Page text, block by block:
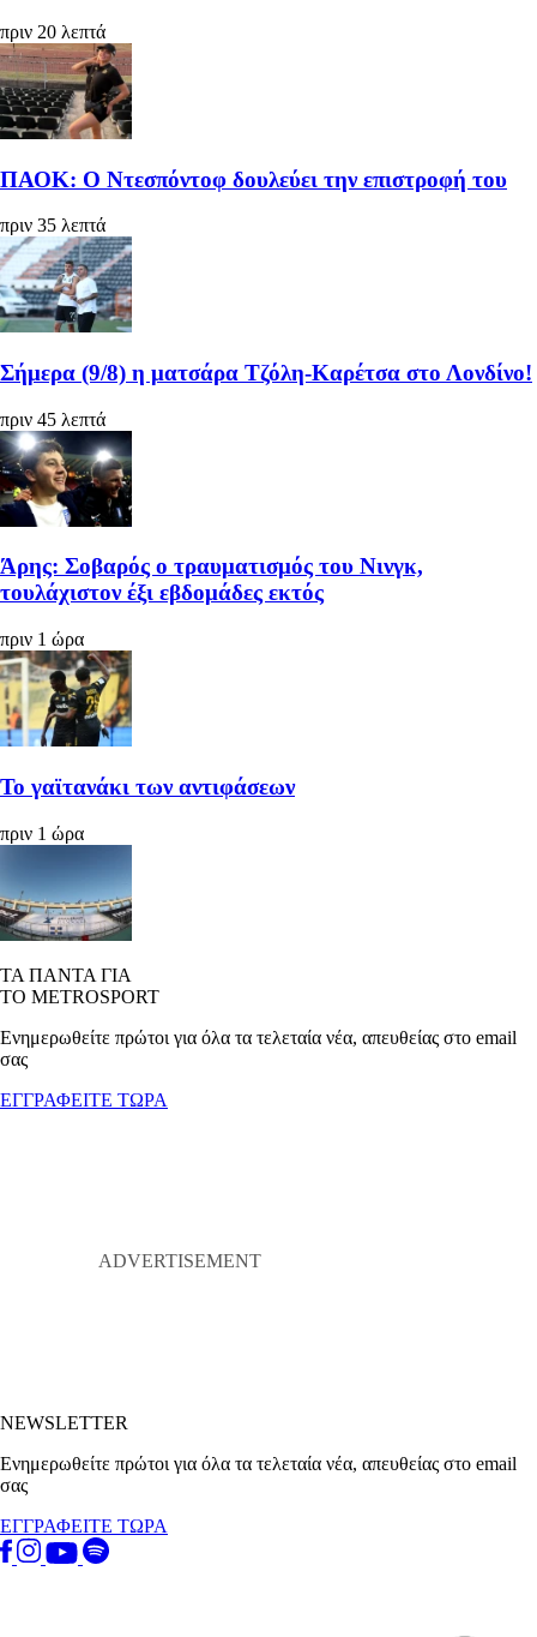
πριν 20 λεπτά
ΠΑΟΚ: Ο Ντεσπόντοφ δουλεύει την επιστροφή του
πριν 35 λεπτά
Σήμερα (9/8) η ματσάρα Τζόλη-Καρέτσα στο Λονδίνο!
πριν 45 λεπτά
Άρης: Σοβαρός ο τραυματισμός του Νινγκ,
τουλάχιστον έξι εβδομάδες εκτός
πριν 1 ώρα
Το γαϊτανάκι των αντιφάσεων
πριν 1 ώρα
ΤΑ ΠΑΝΤΑ ΓΙΑ
ΤΟ METROSPORT
Ενημερωθείτε πρώτοι για όλα τα τελεταία νέα, απευθείας στο email
σας
ΕΓΓΡΑΦΕΙΤΕ ΤΩΡΑ
NEWSLETTER
Ενημερωθείτε πρώτοι για όλα τα τελεταία νέα, απευθείας στο email
σας
ΕΓΓΡΑΦΕΙΤΕ ΤΩΡΑ